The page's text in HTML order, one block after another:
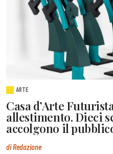
ARTE
Casa d’Arte
allestimento. Dieci
accolgono il
di Redazione